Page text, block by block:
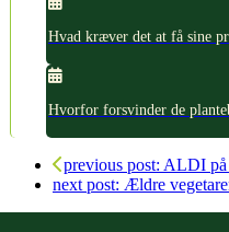
Hvad kræver det at få sine
Hvorfor forsvinder de
previous post: ALDI på
next post: Ældre